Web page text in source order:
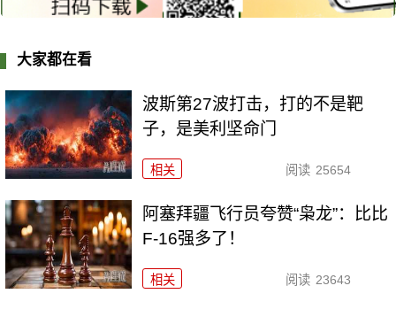
大家都在看
波斯第27波打击，打的不是靶
子，是美利坚命门
相关 阅读 25654
阿塞拜疆飞行员夸赞“枭龙”：比比
F-16强多了！
相关 阅读 23643